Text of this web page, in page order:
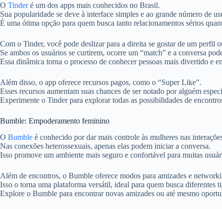
O Tinderé um dos apps mais conhecidos no Brasil.
Sua popularidade se deve à interface simples e ao grande número de
É uma ótima opção para quem busca tanto relacionamentos sérios
Com o Tinder, você pode deslizar para a direita se gostar de um perfil
Se ambos os usuários se curtirem, ocorre um “match” e a conversa
Essa dinâmica torna o processo de conhecer pessoas mais divertido e
Além disso, o app oferece recursos pagos, como o “Super Like”.
Esses recursos aumentam suas chances de ser notado por alguém
Experimente o Tinder para explorar todas as possibilidades de
Bumble: Empoderamento feminino
O Bumble é conhecido por dar mais controle às mulheres nas
Nas conexões heterossexuais, apenas elas podem iniciar a conversa.
Isso promove um ambiente mais seguro e confortável para muitas
Além de encontros, o Bumble oferece modos para amizades e
Isso o torna uma plataforma versátil, ideal para quem busca diferentes
Explore o Bumble para encontrar novas amizades ou até mesmo